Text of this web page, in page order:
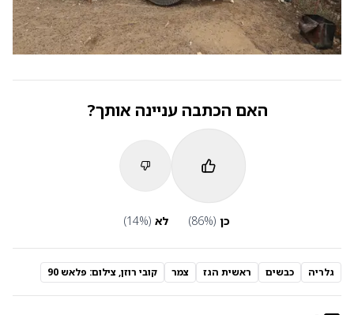
האם הכתבה עניינה אותך?
כן (
86%) לא (
14%)
גלריה כבשים ראשית הגז צמר קובי רוזן, צילום: פלאש 90